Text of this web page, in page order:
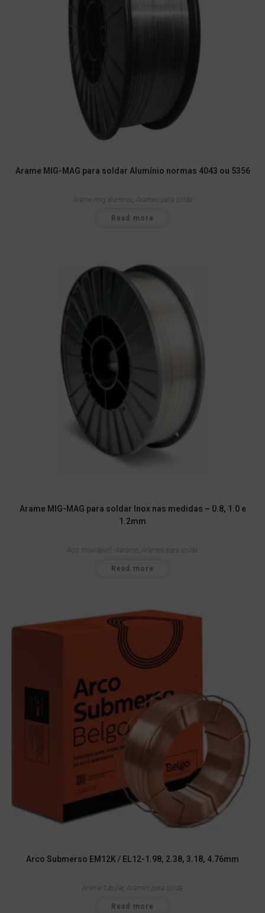
Arame MIG-MAG para soldar Alumínio normas 4043 ou 5356
Arame mig alumínio Arames para solda
Read more
Arame MIG-MAG para soldar Inox nas medidas – 0.8, 1.0 e
1.2mm
Aço Inoxidável -Aarame, Arames para solda
Read more
Arco Submerso EM12K / EL12-1.98, 2.38, 3.18, 4.76mm
Arame tubular, Arames para solda
Read more